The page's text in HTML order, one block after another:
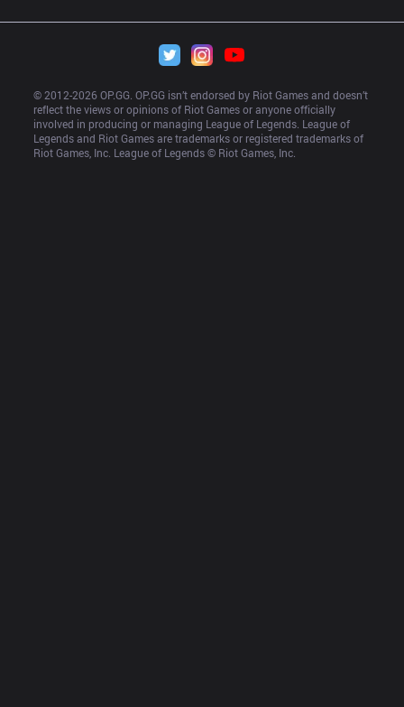
© 2012-2026 OP.GG. OP.GG isn’t endorsed by Riot Games and doesn’t
reflect the views or opinions of Riot Games or anyone officially
involved in producing or managing League of Legends. League of
Legends and Riot Games are trademarks or registered trademarks of
Riot Games, Inc. League of Legends © Riot Games, Inc.